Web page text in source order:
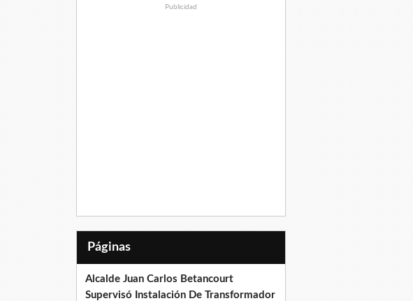
Publicidad
Páginas
Alcalde Juan Carlos Betancourt
Supervisó Instalación De Transformador